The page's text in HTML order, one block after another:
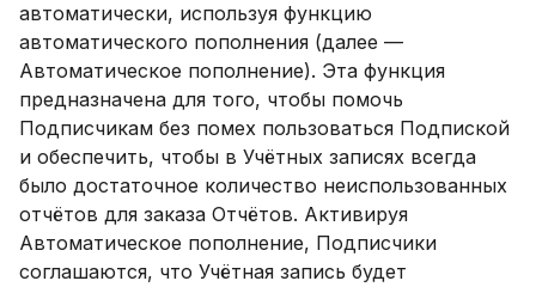
автоматически, используя функцию
автоматического пополнения (далее —
Автоматическое пополнение). Эта функция
предназначена для того, чтобы помочь
Подписчикам без помех пользоваться Подпиской
и обеспечить, чтобы в Учётных записях всегда
было достаточное количество неиспользованных
отчётов для заказа Отчётов. Активируя
Автоматическое пополнение, Подписчики
соглашаются, что Учётная запись будет